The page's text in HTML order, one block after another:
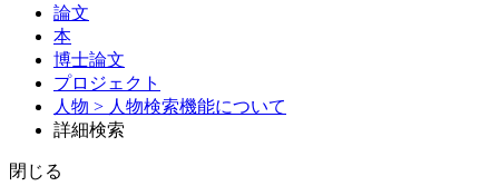
論文
本
博士論文
プロジェクト
人物 > 人物検索機能について
詳細検索
閉じる